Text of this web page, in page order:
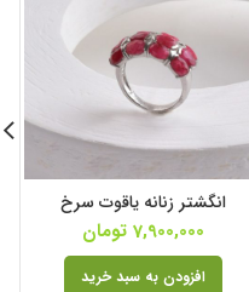
انگشتر زنانه یاقوت سرخ
7,900,000 تومان
افزودن به سبد خرید